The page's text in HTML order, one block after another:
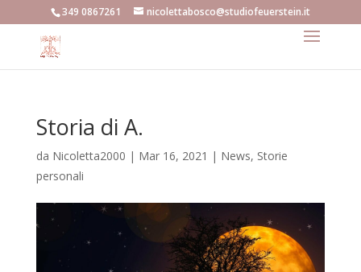
349 0867261 nicolettabosco@studiofeuerstein.it
Storia di A.
da Nicoletta2000 | Mar 16, 2021 | News, Storie
personali